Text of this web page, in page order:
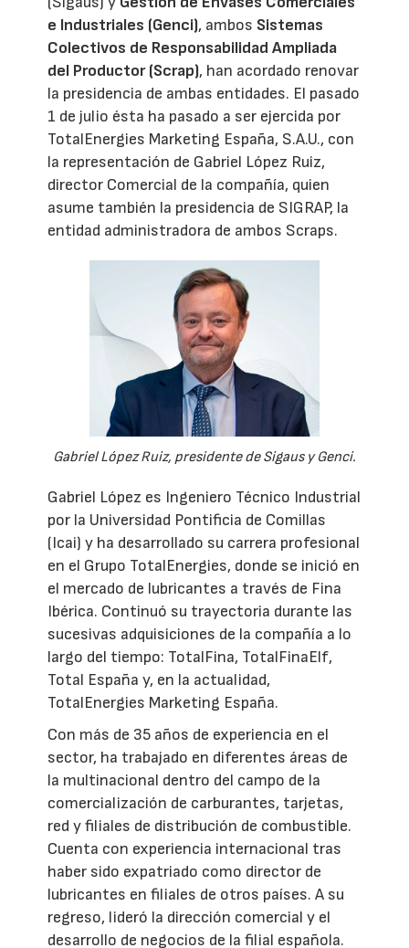
e Industriales (Genci), ambos Sistemas
Colectivos de Responsabilidad Ampliada
del Productor (Scrap), han acordado renovar
la presidencia de ambas entidades. El pasado
1 de julio ésta ha pasado a ser ejercida por
TotalEnergies Marketing España, S.A.U., con
la representación de Gabriel López Ruiz,
director Comercial de la compañía, quien
asume también la presidencia de SIGRAP, la
entidad administradora de ambos Scraps.
Gabriel López Ruiz, presidente de Sigaus y Genci.
Gabriel López es Ingeniero Técnico Industrial
por la Universidad Pontificia de Comillas
(Icai) y ha desarrollado su carrera profesional
en el Grupo TotalEnergies, donde se inició en
el mercado de lubricantes a través de Fina
Ibérica. Continuó su trayectoria durante las
sucesivas adquisiciones de la compañía a lo
largo del tiempo: TotalFina, TotalFinaElf,
Total España y, en la actualidad,
TotalEnergies Marketing España.
Con más de 35 años de experiencia en el
sector, ha trabajado en diferentes áreas de
la multinacional dentro del campo de la
comercialización de carburantes, tarjetas,
red y filiales de distribución de combustible.
Cuenta con experiencia internacional tras
haber sido expatriado como director de
lubricantes en filiales de otros países. A su
regreso, lideró la dirección comercial y el
desarrollo de negocios de la filial española.